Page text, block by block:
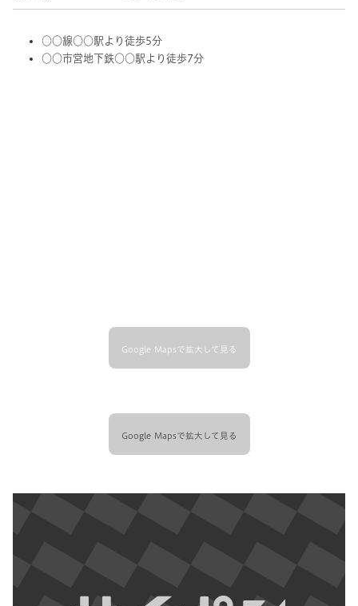
○○線○○駅より徒歩5分
○○市営地下鉄○○駅より徒歩7分
Google Mapsで拡大して見る
Google Mapsで拡大して見る